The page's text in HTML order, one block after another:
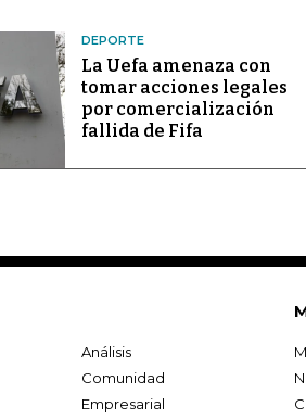
DEPORTE
La Uefa amenaza con
tomar acciones legales
por comercialización
fallida de Fifa
Análisis
Comunidad
Empresarial